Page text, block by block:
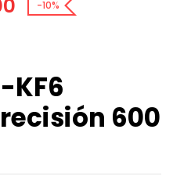
-10%
KF6
600